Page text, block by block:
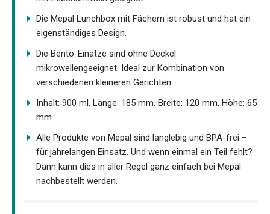
Die Mepal Lunchbox mit Fächern ist robust und hat ein
eigenständiges Design.
Die Bento-Einätze sind ohne Deckel
mikrowellengeeignet. Ideal zur Kombination von
verschiedenen kleineren Gerichten.
Inhalt: 900 ml. Länge: 185 mm, Breite: 120 mm, Höhe: 65
mm.
Alle Produkte von Mepal sind langlebig und BPA-frei –
für jahrelangen Einsatz. Und wenn einmal ein Teil fehlt?
Dann kann dies in aller Regel ganz einfach bei Mepal
nachbestellt werden.